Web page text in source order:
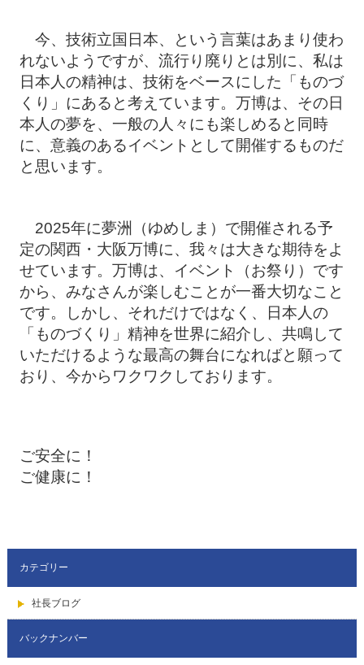
今、技術立国日本、という言葉はあまり使わ
れないようですが、流行り廃りとは別に、私は
日本人の精神は、技術をベースにした「ものづ
くり」にあると考えています。万博は、その日
本人の夢を、一般の人々にも楽しめると同時
に、意義のあるイベントとして開催するものだ
と思います。
2025年に夢洲（ゆめしま）で開催される予
定の関西・大阪万博に、我々は大きな期待をよ
せています。万博は、イベント（お祭り）です
から、みなさんが楽しむことが一番大切なこと
です。しかし、それだけではなく、日本人の
「ものづくり」精神を世界に紹介し、共鳴して
いただけるような最高の舞台になればと願って
おり、今からワクワクしております。
ご安全に！
ご健康に！
カテゴリー
社長ブログ
バックナンバー